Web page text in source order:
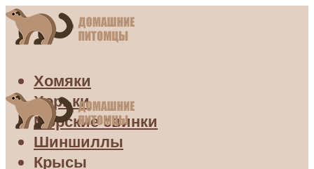
Хомяки
Хорьки
Морские свинки
Шиншиллы
Крысы